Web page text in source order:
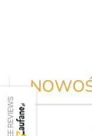
SEE REVIEWS